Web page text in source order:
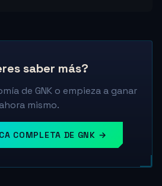
saber más?
de GNK o empieza a ganar
ahora mismo.
COMPLETA DE GNK →